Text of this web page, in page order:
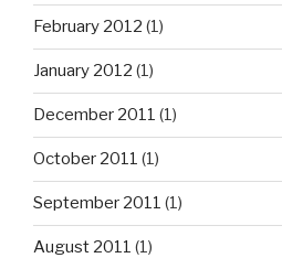
February 2012 (1)
January 2012 (1)
December 2011 (1)
October 2011 (1)
September 2011 (1)
August 2011 (1)